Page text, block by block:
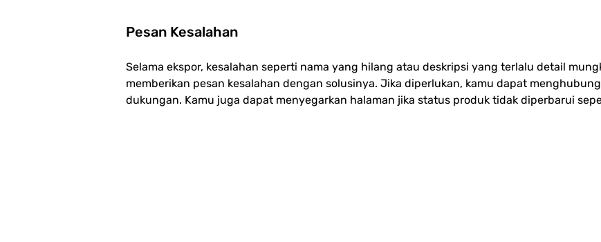
Pesan Kesalahan
Selama ekspor, kesalahan seperti nama yang hilang atau deskripsi yang terlalu detail
memberikan pesan kesalahan dengan solusinya. Jika diperlukan, kamu dapat
dukungan. Kamu juga dapat menyegarkan halaman jika status produk tidak diperbarui